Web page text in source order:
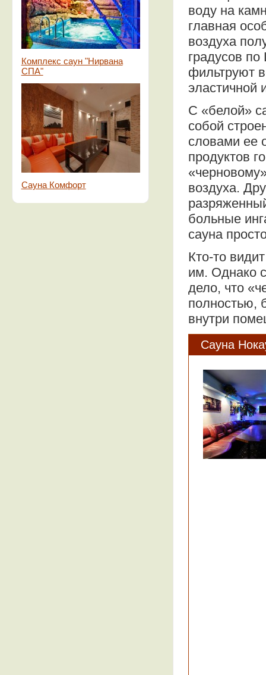
Комплекс саун "Нирвана
СПА"
Сауна Комфорт
воду на
главная
воздуха
градусов
фильтруют
эластичной
С «белой»
собой
словами ее
продуктов
воздуха.
больные
сауна
Кто-то
им. Однако
дело, что
полностью,
внутри
Сауна